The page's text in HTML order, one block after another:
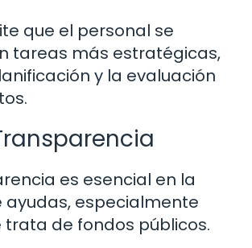
que el personal se
tareas más estratégicas,
y la evaluación
es esencial en la
ayudas, especialmente
trata de fondos públicos.